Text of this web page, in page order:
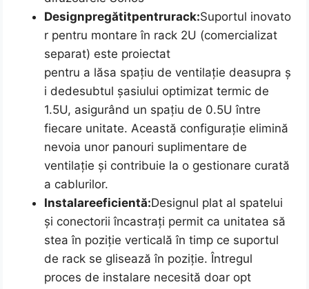
Designpregătitpentrurack:Suportul inovato
r pentru montare în rack 2U (comercializat
separat) este proiectat
pentru a lăsa spațiu de ventilație deasupra ș
i dedesubtul șasiului optimizat termic de
1.5U, asigurând un spațiu de 0.5U între
fiecare unitate. Această configurație elimină
nevoia unor panouri suplimentare de
ventilație și contribuie la o gestionare curată
a cablurilor.
Instalareeficientă:Designul plat al spatelui
și conectorii încastrați permit ca unitatea să
stea în poziție verticală în timp ce suportul
de rack se glisează în poziție. Întregul
proces de instalare necesită doar opt